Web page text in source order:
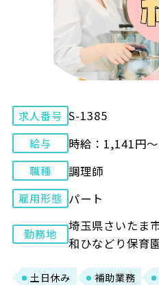
求人番号 S-1385
給与 時給：1,141円
職種 調理師
雇用形態 パート
勤務地
埼玉県さいたま
和ひなどり保育園
土日休み 補助業務